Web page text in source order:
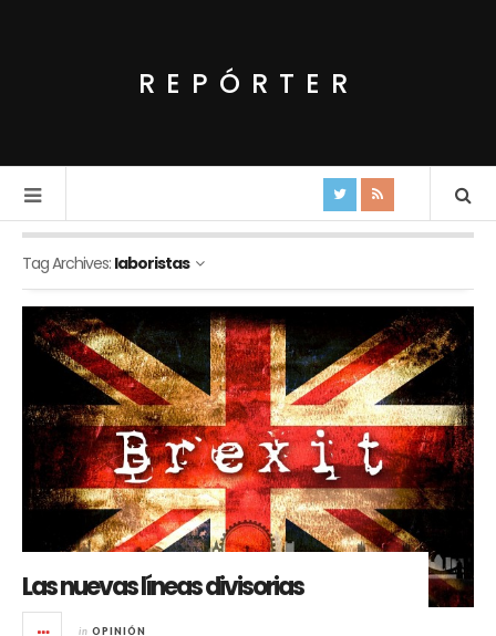
REPÓRTER
Tag Archives: laboristas
Las nuevas líneas divisorias
in OPINIÓN